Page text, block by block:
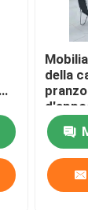
della
da
sedie